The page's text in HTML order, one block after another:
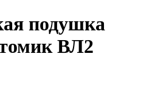
подушка
ВЛ2